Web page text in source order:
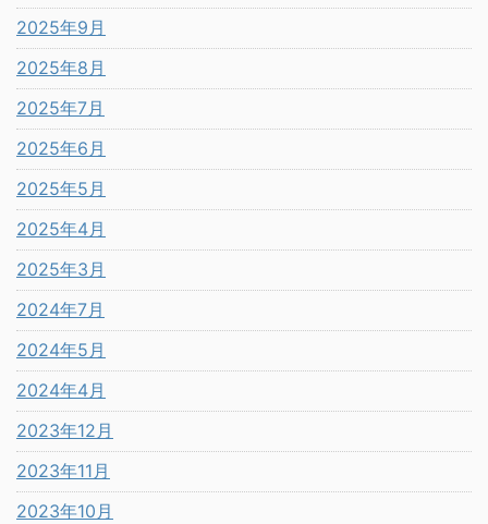
2025年9月
2025年8月
2025年7月
2025年6月
2025年5月
2025年4月
2025年3月
2024年7月
2024年5月
2024年4月
2023年12月
2023年11月
2023年10月